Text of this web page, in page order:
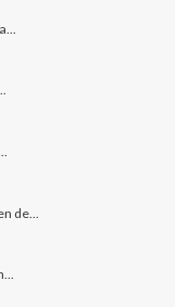
de...